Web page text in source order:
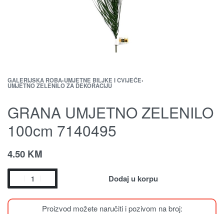
GALERIJSKA ROBA›UMJETNE BILJKE I CVIJEĆE›
UMJETNO ZELENILO ZA DEKORACIJU
GRANA UMJETNO ZELENILO
100cm 7140495
4.50 KM
Dodaj u korpu
Proizvod možete naručiti i pozivom na broj: